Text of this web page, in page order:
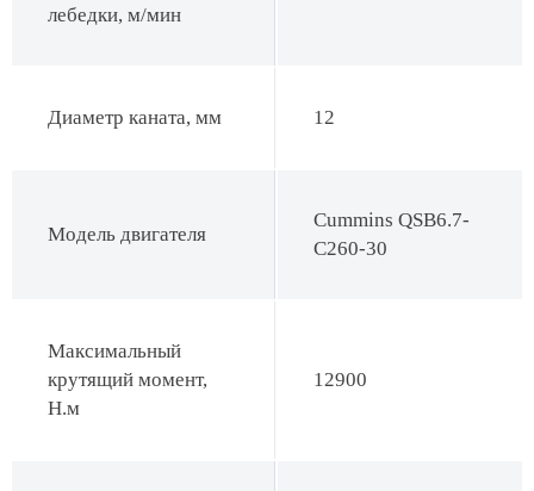
лебедки, м/мин
Диаметр каната, мм 12
Модель двигателя
Cummins QSB6.7-
C260-30
Максимальный
крутящий момент,
Н.м
12900